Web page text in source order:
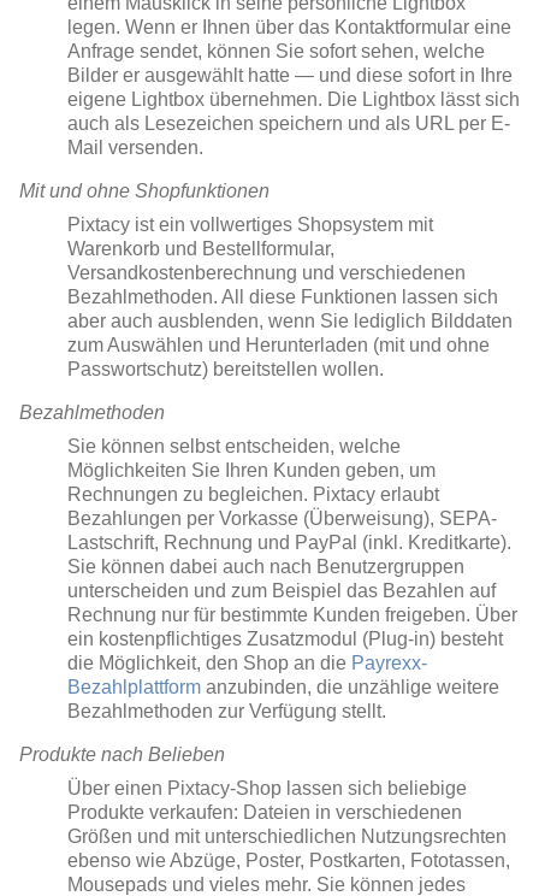
legen. Wenn er Ihnen über das Kontaktformular eine
Anfrage sendet, können Sie sofort sehen, welche
Bilder er ausgewählt hatte — und diese sofort in Ihre
eigene Lightbox übernehmen. Die Lightbox lässt sich
auch als Lesezeichen speichern und als URL per E-
Mail versenden.
Mit und ohne Shopfunktionen
Pixtacy ist ein vollwertiges Shopsystem mit
Warenkorb und Bestellformular,
Versandkostenberechnung und verschiedenen
Bezahlmethoden. All diese Funktionen lassen sich
aber auch ausblenden, wenn Sie lediglich Bilddaten
zum Auswählen und Herunterladen (mit und ohne
Passwortschutz) bereitstellen wollen.
Bezahlmethoden
Sie können selbst entscheiden, welche
Möglichkeiten Sie Ihren Kunden geben, um
Rechnungen zu begleichen. Pixtacy erlaubt
Bezahlungen per Vorkasse (Überweisung), SEPA-
Lastschrift, Rechnung und PayPal (inkl. Kreditkarte).
Sie können dabei auch nach Benutzergruppen
unterscheiden und zum Beispiel das Bezahlen auf
Rechnung nur für bestimmte Kunden freigeben. Über
ein kostenpflichtiges Zusatzmodul (Plug-in) besteht
die Möglichkeit, den Shop an die Payrexx-
Bezahlplattform anzubinden, die unzählige weitere
Bezahlmethoden zur Verfügung stellt.
Produkte nach Belieben
Über einen Pixtacy-Shop lassen sich beliebige
Produkte verkaufen: Dateien in verschiedenen
Größen und mit unterschiedlichen Nutzungsrechten
ebenso wie Abzüge, Poster, Postkarten, Fototassen,
Mousepads und vieles mehr. Sie können jedes